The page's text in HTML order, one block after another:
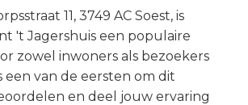
11, 3749 AC Soest, is
't Jagershuis een populaire
zowel inwoners als bezoekers
een van de eersten om dit
en deel jouw ervaring